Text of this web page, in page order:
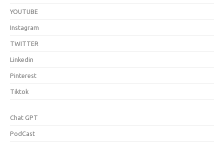
YOUTUBE
Instagram
TWITTER
Linkedin
Pinterest
Tiktok
Chat GPT
PodCast